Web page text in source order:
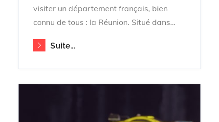
visiter un département français, bien
connu de tous : la Réunion. Situé dans…
Suite...